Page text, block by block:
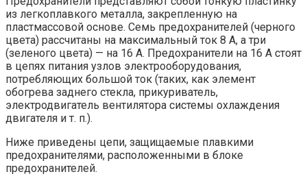
из легкоплавкого металла, закрепленную на
пластмассовой основе. Семь предохранителей (черного
цвета) рассчитаны на максимальный ток 8 А, а три
(зеленого цвета) — на 16 А. Предохранители на 16 А стоят
в цепях питания узлов электрооборудования,
потребляющих большой ток (таких, как элемент
обогрева заднего стекла, прикуриватель,
электродвигатель вентилятора системы охлаждения
двигателя и т. п.).
Ниже приведены цепи, защищаемые плавкими
предохранителями, расположенными в блоке
предохранителей.